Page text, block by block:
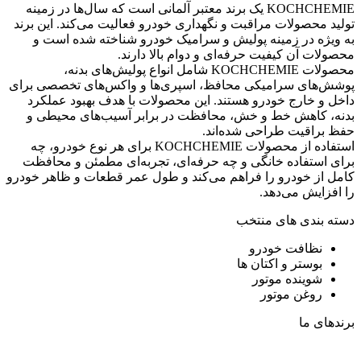
KOCHCHEMIE یک برند معتبر آلمانی است که سال‌ها در زمینه
تولید محصولات مراقبت و نگهداری خودرو فعالیت می‌کند. این برند
به ویژه در زمینه پولیش و سرامیک خودرو شناخته شده است و
محصولات آن کیفیت حرفه‌ای و دوام بالا دارند.
محصولات KOCHCHEMIE شامل انواع پولیش‌های بدنه،
پوشش‌های سرامیکی محافظ، اسپری‌ها و واکس‌های تخصصی برای
داخل و خارج خودرو هستند. این محصولات با هدف بهبود عملکرد
بدنه، کاهش خط و خش، محافظت در برابر آسیب‌های محیطی و
حفظ براقیت طراحی شده‌اند.
استفاده از محصولات KOCHCHEMIE برای هر نوع خودرو، چه
برای استفاده خانگی و چه حرفه‌ای، تجربه‌ای مطمئن و محافظت
کامل از خودرو را فراهم می‌کند و طول عمر قطعات و ظاهر خودرو
را افزایش می‌دهد.
دسته بندی های منتخب
نظافت خودرو
بوستر و اکتان ها
شوینده موتور
روغن موتور
برندهای ما